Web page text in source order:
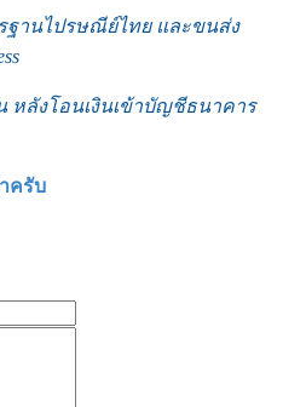
านไปรษณีย์ไทย และขนส่ง
หลังโอนเงินเข้าบัญชีธนาคาร
ครับ